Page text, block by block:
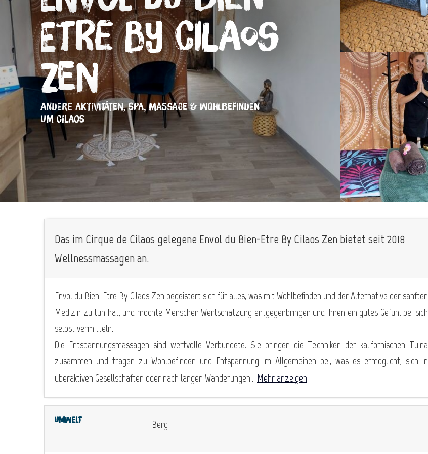
Etre By Cilaos
Zen
ANDERE AKTIVITÄTEN,SPA, MASSAGE & WOHLBEFINDEN
UM CILAOS
Das im Cirque de Cilaos gelegene Envol du Bien-Etre By Cilaos Zen bietet seit 2018
Wellnessmassagen an.
Envol du Bien-Etre By Cilaos Zen begeistert sich für alles, was mit Wohlbefinden und der Alternative der sanften
Medizin zu tun hat, und möchte Menschen Wertschätzung entgegenbringen und ihnen ein gutes Gefühl bei sich
selbst vermitteln.
Die Entspannungsmassagen sind wertvolle Verbündete. Sie bringen die Techniken der kalifornischen Tuina
zusammen und tragen zu Wohlbefinden und Entspannung im Allgemeinen bei, was es ermöglicht, sich in
überaktiven Gesellschaften oder nach langen Wanderungen... Mehr anzeigen
Umwelt Berg